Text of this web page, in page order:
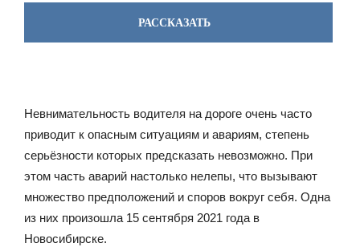
РАССКАЗАТЬ
Невнимательность водителя на дороге очень часто
приводит к опасным ситуациям и авариям, степень
серьёзности которых предсказать невозможно. При
этом часть аварий настолько нелепы, что вызывают
множество предположений и споров вокруг себя. Одна
из них произошла 15 сентября 2021 года в
Новосибирске.